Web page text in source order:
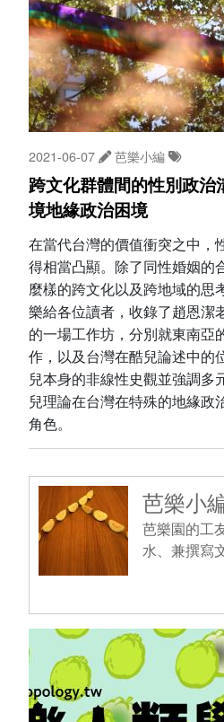
2021-06-07 芭樂小編
跨文化群體間的性別政治
境地緣政治困境
在當代台灣的價值衝突之中，
得相當凸顯。除了同性婚姻的
麼樣的跨文化以及跨地域的思
樂給各位讀者，收錄了趙恩潔
的一場工作坊，分別就東南亞
作，以及台灣在酷兒論述中的
兒本身的非線性史觀並強調多
兒理論在台灣在特殊的地緣政
角色。
芭樂小
芭樂園的工
水、兼撰寫